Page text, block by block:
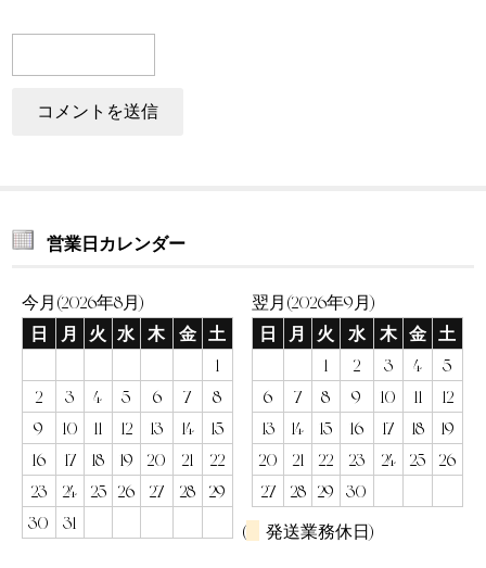
営業日カレンダー
今月(2026年8月)
日
月 火 水 木 金
土
1
2
3 4 5 6 7
8
9
10 11 12 13 14
15
16
17 18 19 20 21
22
23
24 25 26 27 28
29
30
31
翌月(2026年9月)
日
月 火 水 木 金
土
1
2 3 4
5
6
7 8 9 10 11
12
13
14 15 16 17 18
19
20
21 22 23 24 25
26
27
28 29
30
(
発送業務休日)